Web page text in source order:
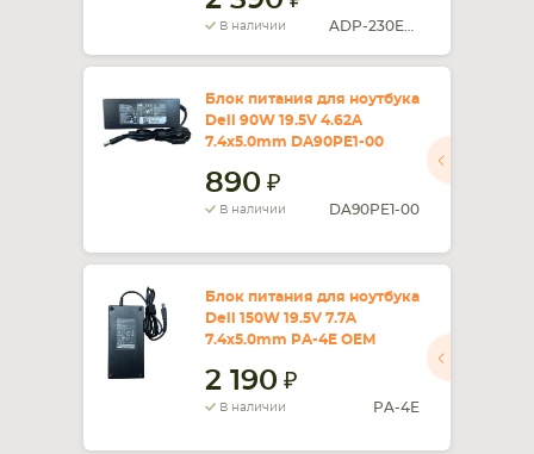
В наличии
Блок питания для ноутбука
Dell 90W 19.5V 4.62A
7.4x5.0mm DA90PE1-00
890
В наличии DA90PE1-00
Блок питания для ноутбука
Dell 150W 19.5V 7.7A
7.4x5.0mm PA-4E OEM
2 190
В наличии PA-4E